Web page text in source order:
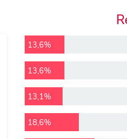
13,6%
13,6%
13,1%
18,6%